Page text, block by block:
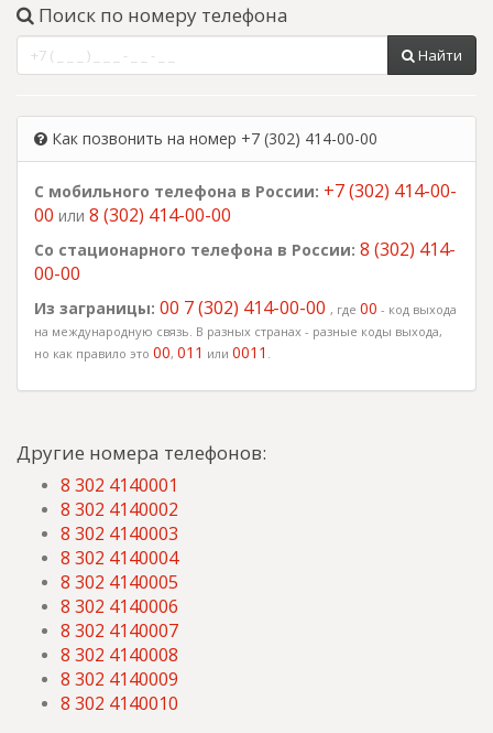
Поиск по номеру телефона
Найти
Как позвонить на номер +7 (302) 414-00-00
С мобильного телефона в России: +7 (302) 414-00-
00 или 8 (302) 414-00-00
Со стационарного телефона в России: 8 (302) 414-
00-00
Из заграницы: 00 7 (302) 414-00-00 , где 00 - код выхода
на международную связь. В разных странах - разные коды выхода,
но как правило это 00, 011 или 0011 .
Другие номера телефонов:
8 302 4140001
8 302 4140002
8 302 4140003
8 302 4140004
8 302 4140005
8 302 4140006
8 302 4140007
8 302 4140008
8 302 4140009
8 302 4140010